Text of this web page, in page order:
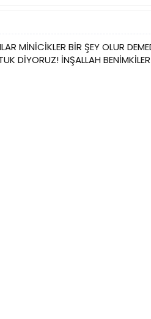
MİNİCİKLER BİR ŞEY OLUR
DİYORUZ! İNŞALLAH